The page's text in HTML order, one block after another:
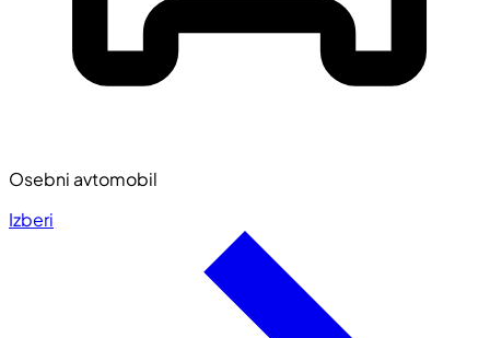
Osebni avtomobil
Izberi